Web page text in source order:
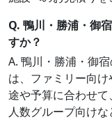
Q. 鴨川・勝浦・御
すか？
A. 鴨川・勝浦・御
は、ファミリー向
途や予算に合わせ
人数グループ向けな